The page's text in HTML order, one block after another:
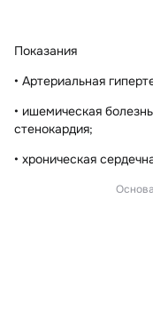
Показания
• Артериальная
• ишемическая
стенокардия;
• хроническая